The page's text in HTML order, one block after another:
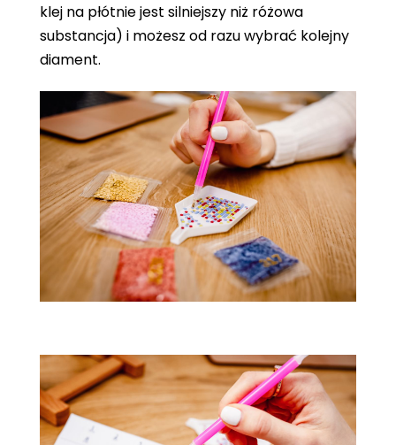
klej na płótnie jest silniejszy niż różowa
substancja) i możesz od razu wybrać kolejny
diament.